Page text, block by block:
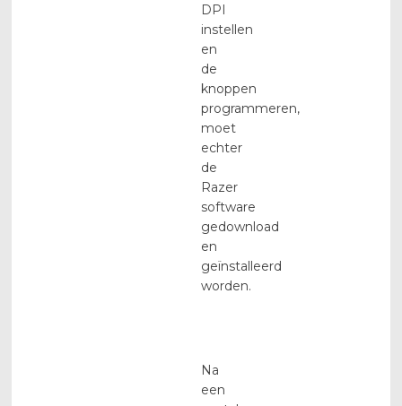
DPI
instellen
en
de
knoppen
programmeren,
moet
echter
de
Razer
software
gedownload
en
geïnstalleerd
worden.
Na
een